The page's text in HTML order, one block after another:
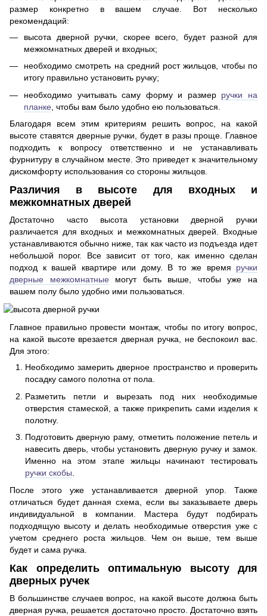
размер конкретно в вашем случае. Вот несколько
рекомендаций:
высота дверной ручки, скорее всего, будет разной для
межкомнатных дверей и входных;
необходимо смотреть на средний рост жильцов, чтобы по
итогу правильно установить ручку;
необходимо учитывать саму форму и размер ручки на
планке , чтобы вам было удобно ею пользоваться.
Благодаря всем этим критериям решить вопрос, на какой
высоте ставятся дверные ручки, будет в разы проще. Главное
подходить к вопросу ответственно и не устанавливать
фурнитуру в случайном месте. Это приведет к значительному
дискомфорту использования со стороны жильцов.
Различия в высоте для входных и
межкомнатных дверей
Достаточно часто высота установки дверной ручки
различается для входных и межкомнатных дверей. Входные
устанавливаются обычно ниже, так как часто из подъезда идет
небольшой порог. Все зависит от того, как именно сделан
подход к вашей квартире или дому. В то же время ручки
дверные межкомнатныемогут быть выше, чтобы уже на
вашем полу было удобно ими пользоваться.
Главное правильно провести монтаж, чтобы по итогу вопрос,
на какой высоте врезается дверная ручка, не беспокоил вас.
Для этого:
Необходимо замерить дверное пространство и проверить
посадку самого полотна от пола.
Разметить петли и вырезать под них необходимые
отверстия стамеской, а также прикрепить сами изделия к
полотну.
Подготовить дверную раму, отметить положение петель и
навесить дверь, чтобы установить дверную ручку и замок.
Именно на этом этапе жильцы начинают тестировать
ручки скобы.
После этого уже устанавливается дверной упор. Также
отличаться будет данная схема, если вы заказываете дверь
индивидуальной в компании. Мастера будут подбирать
подходящую высоту и делать необходимые отверстия уже с
учетом среднего роста жильцов. Чем он выше, тем выше
будет и сама ручка.
Как определить оптимальную высоту для
дверных ручек
В большинстве случаев вопрос, на какой высоте должна быть
дверная ручка, решается достаточно просто. Достаточно взять